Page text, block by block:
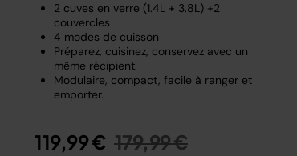
2 cuves en verre (1.4L + 3.8L) +2
couvercles
4 modes de cuisson
Préparez, cuisinez, conservez avec un
même récipient.
Modulaire, compact, facile à ranger et
emporter.
119,99 € Prix réduit de
179,99 €au